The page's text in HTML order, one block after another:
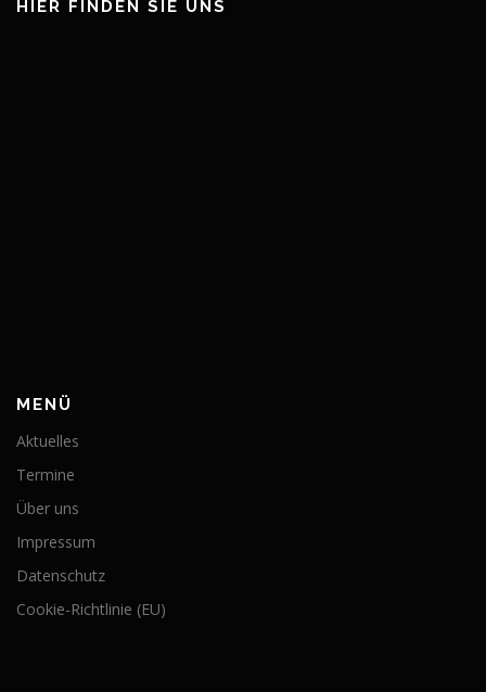
HIER FINDEN SIE UNS
MENÜ
Aktuelles
Termine
Über uns
Impressum
Datenschutz
Cookie-Richtlinie (EU)